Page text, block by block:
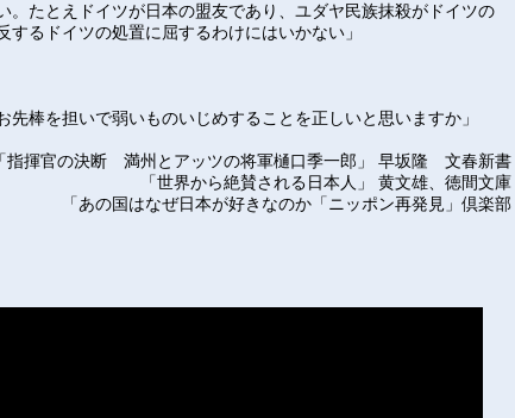
。たとえドイツが日本の盟友であり、ユダヤ民族抹殺がドイツの
するドイツの処置に屈するわけにはいかない」
先棒を担いで弱いものいじめすることを正しいと思いますか」
「指揮官の決断 満州とアッツの将軍樋口季一郎」
早坂隆 文春新書
「世界から絶賛される日本人」
黄文雄、徳間文庫
「あの国はなぜ日本が好きなのか「ニッポン再発見」倶楽部